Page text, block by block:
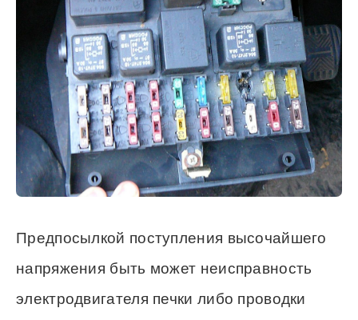
Предпосылкой поступления высочайшего
напряжения быть может неисправность
электродвигателя печки либо проводки